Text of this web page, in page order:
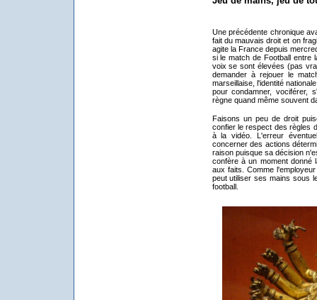
Une précédente chronique
fait du mauvais droit et on
agite la France depuis
si le match de Football entre
voix se sont élevées (pas
demander à rejouer le
marseillaise, l'identité
pour condamner, vociférer,
règne quand même souvent
Faisons un peu de droit
confier le respect des règles
à la vidéo. L'erreur
concerner des actions
raison puisque sa décision
confère à un moment donné
aux faits. Comme
peut utiliser ses mains sous
football.